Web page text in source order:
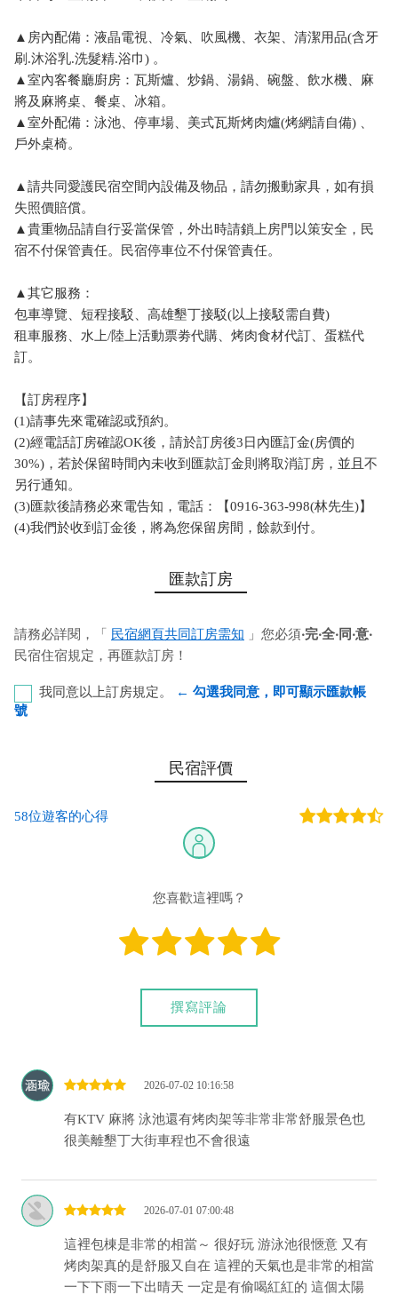
▲房內配備：液晶電視、冷氣、吹風機、衣架、清潔用品(含牙
刷.沐浴乳.洗髮精.浴巾) 。
▲室內客餐廳廚房：瓦斯爐、炒鍋、湯鍋、碗盤、飲水機、麻
將及麻將桌、餐桌、冰箱。
▲室外配備：泳池、停車場、美式瓦斯烤肉爐(烤網請自備) 、
戶外桌椅。
▲請共同愛護民宿空間內設備及物品，請勿搬動家具，如有損
失照價賠償。
▲貴重物品請自行妥當保管，外出時請鎖上房門以策安全，民
宿不付保管責任。民宿停車位不付保管責任。
▲其它服務：
包車導覽、短程接駁、高雄墾丁接駁(以上接駁需自費)
租車服務、水上/陸上活動票劵代購、烤肉食材代訂、蛋糕代
訂。
【訂房程序】
(1)請事先來電確認或預約。
(2)經電話訂房確認OK後，請於訂房後3日內匯訂金(房價的
30%)，若於保留時間內未收到匯款訂金則將取消訂房，並且不
另行通知。
(3)匯款後請務必來電告知，電話：【0916-363-998(林先生)】
(4)我們於收到訂金後，將為您保留房間，餘款到付。
匯款訂房
請務必詳閱，「 民宿網頁共同訂房需知 」您必須‧完‧全‧同‧意‧
民宿住宿規定，再匯款訂房！
我同意以上訂房規定。
← 勾選我同意，即可顯示匯款帳
號
彰化銀行-恆春分行 代號：009 帳號：8348-86-041237-
您也可以利用這幾個常用的網路ATM匯款： [ 郵局ATM ]、 [彰銀
民宿評價
58位遊客的心得
您喜歡這裡嗎？
撰寫評論
2026-07-02 10:16:58
有KTV 麻將 泳池還有烤肉架等非常非常舒服景色也
很美離墾丁大街車程也不會很遠
2026-07-01 07:00:48
這裡包棟是非常的相當～ 很好玩 游泳池很愜意 又有
烤肉架真的是舒服又自在 這裡的天氣也是非常的相當
一下下雨一下出晴天 一定是有偷喝紅紅的 這個太陽